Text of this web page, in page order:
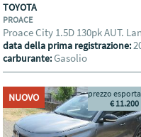
TOYOTA
PROACE
Proace City 1.5D 130pk AUT.
data della prima registrazione:
carburante:Gasolio
NUOVO
prezzo
€ 11.200